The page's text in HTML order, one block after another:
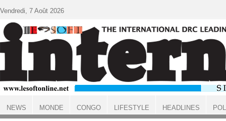
ACCUEIL
Vendredi, 7 Août 2026
NEWS MONDE CONGO LIFESTYLE HEADLINES